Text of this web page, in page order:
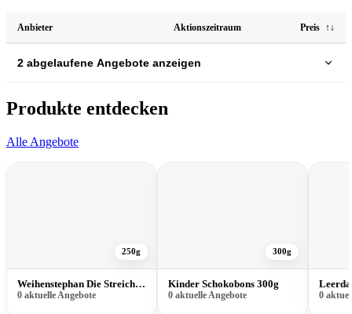
Anbieter Aktionszeitraum Preis ↑↓
2 abgelaufene Angebote anzeigen
Produkte entdecken
Alle Angebote
250g
Weihenstephan Die Streichzarte 250g
0 aktuelle Angebote
300g
Kinder Schokobons 300g
0 aktuelle Angebote 0